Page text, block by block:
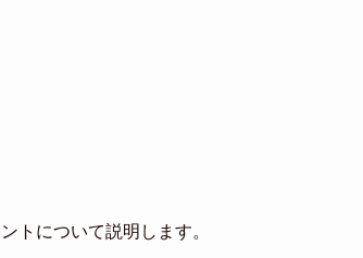
トについて説明します。